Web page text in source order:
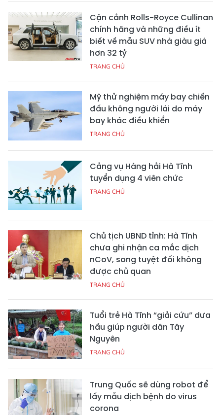
Cận cảnh Rolls-Royce Cullinan
chính hãng và những điều ít
biết về mẫu SUV nhà giàu giá
hơn 32 tỷ
TRANG CHỦ
Mỹ thử nghiệm máy bay chiến
đấu không người lái do máy
bay khác điều khiển
TRANG CHỦ
Cảng vụ Hàng hải Hà Tĩnh
tuyển dụng 4 viên chức
TRANG CHỦ
Chủ tịch UBND tỉnh: Hà Tĩnh
chưa ghi nhận ca mắc dịch
nCoV, song tuyệt đối không
được chủ quan
TRANG CHỦ
Tuổi trẻ Hà Tĩnh “giải cứu” dưa
hấu giúp người dân Tây
Nguyên
TRANG CHỦ
Trung Quốc sẽ dùng robot để
lấy mẫu dịch bệnh do virus
corona